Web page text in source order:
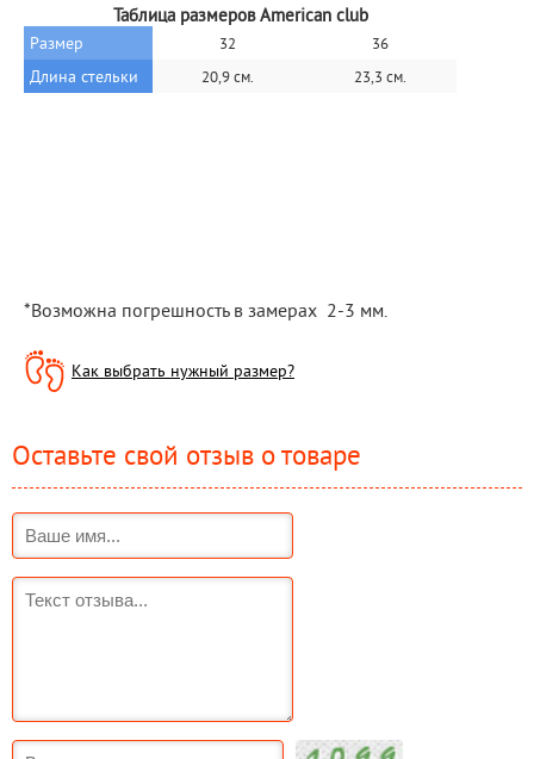
Таблица размеров American club
Размер 32 36
Длина стельки 20,9 см. 23,3 см.
*Возможна погрешность в замерах  2-3 мм.
Как выбрать нужный размер?
Оставьте свой отзыв о товаре